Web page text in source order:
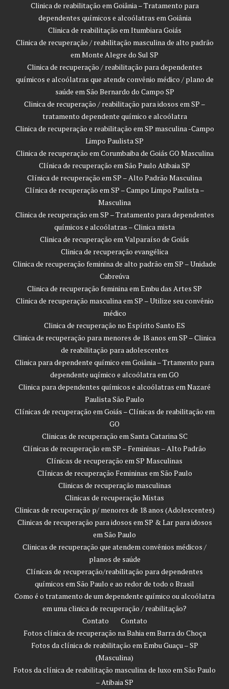
Clinica de reabilitação em Goiânia – Tratamento para
dependentes químicos e alcoólatras em Goiânia
Clinica de reabilitação em Itumbiara Goiás
Clinica de recuperação / reabilitação masculina de alto padrão
em Monte Alegre do Sul SP
Clinica de recuperação / reabilitação para dependentes
químicos e alcoólatras que atende convênio médico / plano de
saúde em São Bernardo do Campo SP
Clinica de recuperação / reabilitação para idosos em SP –
tratamento dependente químico e alcoólatra
Clinica de recuperação e reabilitação em SP masculina -Campo
Limpo Paulista SP
Clinica de recuperação em Corumbaiba de Goiás GO Masculina
Clínica de recuperação em São Paulo Atibaia SP
Clínica de recuperação em SP – Alto Padrão Masculina
Clínica de recuperação em SP – Campo Limpo Paulista –
Masculina
Clinica de recuperação em SP – Tratamento para dependentes
químicos e alcoólatras – Clinica mista
Clinica de recuperação em Valparaíso de Goiás
Clinica de recuperação evangélica
Clinica de recuperação feminina de alto padrão em SP – Unidade
Cabreúva
Clinica de recuperação feminina em Embu das Artes SP
Clinica de recuperação masculina em SP – Utilize seu convênio
médico
Clinica de recuperação no Espírito Santo ES
Clinica de recuperação para menores de 18 anos em SP – Clinica
de reabilitação para adolescentes
Clinica para dependente químico em Goiânia – Trtamento para
dependente uqímico e alcoólatra em GO
Clinica para dependentes químicos e alcoólatras em Nazaré
Paulista São Paulo
Clínicas de recuperação em Goiás – Clínicas de reabilitação em
GO
Clinicas de recuperação em Santa Catarina SC
Clínicas de recuperação em SP – Femininas – Alto Padrão
Clínicas de recuperação em SP Masculinas
Clínicas de recuperação Femininas em São Paulo
Clinicas de recuperação masculinas
Clinicas de recuperação Mistas
Clinicas de recuperação p/ menores de 18 anos (Adolescentes)
Clinicas de recuperação para idosos em SP & Lar para idosos
em São Paulo
Clinicas de recuperação que atendem convênios médicos /
planos de saúde
Clínicas de recuperação/reabilitação para dependentes
químicos em São Paulo e ao redor de todo o Brasil
Como é o tratamento de um dependente químico ou alcoólatra
em uma clinica de recuperação / reabilitação?
Contato
Contato
Fotos clínica de recuperação na Bahia em Barra do Choça
Fotos da clínica de reabilitação em Embu Guaçu – SP
(Masculina)
Fotos da clínica de reabilitação masculina de luxo em São Paulo
– Atibaia SP